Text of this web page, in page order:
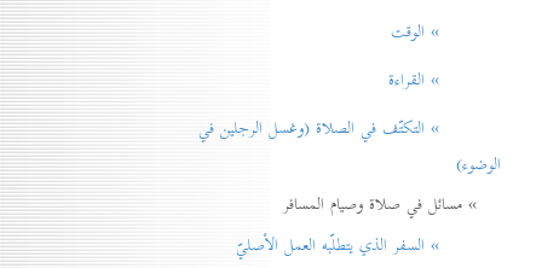
» الوقت
» القراءة
» التكتّف في الصلاة (وغسل الرجلين في
الوضوء)
» مسائل في صلاة وصيام المسافر
» السفر الذي يتطلّبه العمل الأصليّ